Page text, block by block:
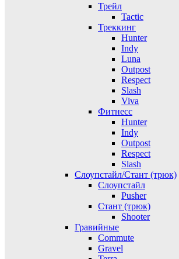
Трейл
Tactic
Треккинг
Hunter
Indy
Luna
Outpost
Respect
Slash
Viva
Фитнесс
Hunter
Indy
Outpost
Respect
Slash
Слоупстайл/Стант (трюк)
Слоупстайл
Pusher
Стант (трюк)
Shooter
Гравийные
Commute
Gravel